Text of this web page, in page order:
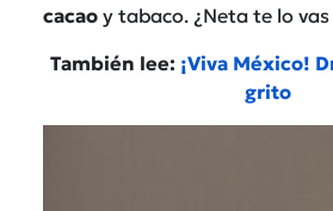
cacao y tabaco. ¿Neta te lo
También lee: ¡Viva México!
grito